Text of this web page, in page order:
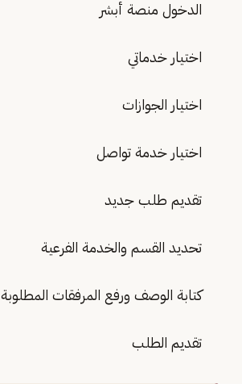
الدخول منصة أبشر
اختيار خدماتي
اختيار الجوازات
اختيار خدمة تواصل
تقديم طلب جديد
تحديد القسم والخدمة الفرعية
كتابة الوصف ورفع المرفقات المطلوبة
تقديم الطلب